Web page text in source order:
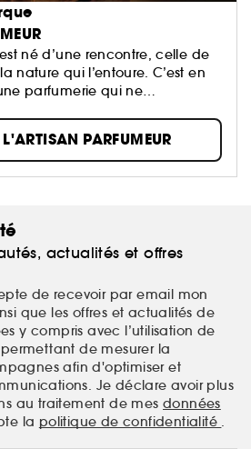
est né d’une rencontre, celle de
nature qui l’entoure. C’est en
parfumerie qui ne
autre. Donnant carte
parfumeurs, les créations de la
d’audace et exaltent les
la nature.
PARFUMEUR
actualités et offres
de recevoir par email mon
que les offres et actualités de
y compris avec l’utilisation de
de mesurer la
afin d'optimiser et
Je déclare avoir plus
au traitement de mes données
la politique de confidentialité